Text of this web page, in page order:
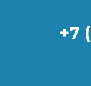
+7